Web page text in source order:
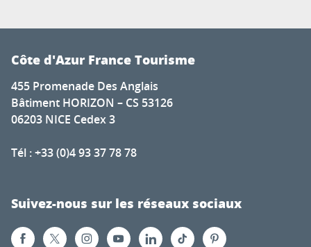
Côte d'Azur France Tourisme
455 Promenade Des Anglais
Bâtiment HORIZON – CS 53126
06203 NICE Cedex 3
Tél : +33 (0)4 93 37 78 78
Suivez-nous sur les réseaux sociaux